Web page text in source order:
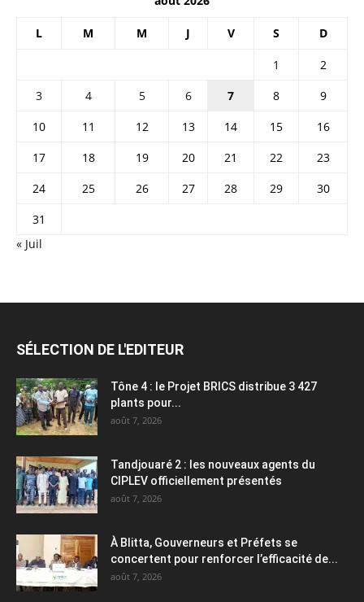
L M M J V S D
1
2
3
4 5 6 7 8
9
10
11 12 13 14 15
16
17
18 19 20 21 22
23
24
25 26 27 28 29
30
31
« Juil
SÉLECTION DE L'EDITEUR
Tône 4 : le Projet BRICS distribue 3 427
plants pour...
août 7, 2026
Tandjouaré 2 : les nouveaux agents du
CIPLEV officiellement présentés
août 7, 2026
À Blitta, Gouverneurs et Préfets se
concertent pour renforcer l’efficacité de...
août 7, 2026